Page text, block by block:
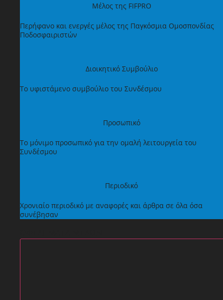
Μέλος της FIFPRO
Περήφανο και ενεργές μέλος της Παγκόσμια Ομοσπονδίας
Ποδοσφαιριστών
Διοικητικό Συμβούλιο
Το υφιστάμενο συμβούλιο του Συνδέσμου
Προσωπικό
Το μόνιμο προσωπικό για την ομαλή λειτουργεία του
Συνδέσμου
Περιοδικό
Χρονιαίο περιοδικό με αναφορές και άρθρα σε όλα όσα
συνέβησαν